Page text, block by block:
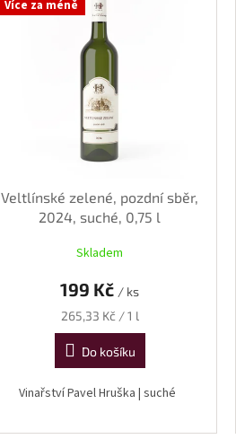
Více za méně
Veltlínské zelené, pozdní sběr,
2024, suché, 0,75 l
Skladem
199 Kč / ks
Měrná
cena:
265,33 Kč / 1 l
Do košíku
Vinařství Pavel Hruška | suché